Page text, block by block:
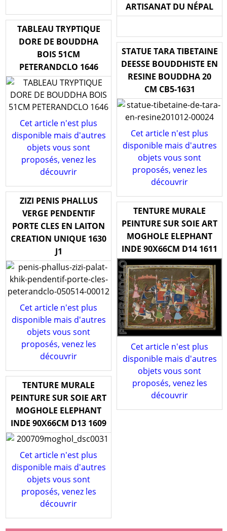
ARTISANAT DU NÉPAL
TABLEAU TRYPTIQUE
DORE DE BOUDDHA
BOIS 51CM
PETERANDCLO 1646
Cet article n'est plus
disponible mais d'autres
objets vous sont
proposés, venez les
découvrir
STATUE TARA TIBETAINE
DEESSE BOUDDHISTE EN
RESINE BOUDDHA 20
CM CB5-1631
Cet article n'est plus
disponible mais d'autres
objets vous sont
proposés, venez les
découvrir
ZIZI PENIS PHALLUS
VERGE PENDENTIF
PORTE CLES EN LAITON
CREATION UNIQUE 1630
J1
Cet article n'est plus
disponible mais d'autres
objets vous sont
proposés, venez les
découvrir
TENTURE MURALE
PEINTURE SUR SOIE ART
MOGHOLE ELEPHANT
INDE 90X66CM D14 1611
Cet article n'est plus
disponible mais d'autres
objets vous sont
proposés, venez les
découvrir
TENTURE MURALE
PEINTURE SUR SOIE ART
MOGHOLE ELEPHANT
INDE 90X66CM D13 1609
Cet article n'est plus
disponible mais d'autres
objets vous sont
proposés, venez les
découvrir